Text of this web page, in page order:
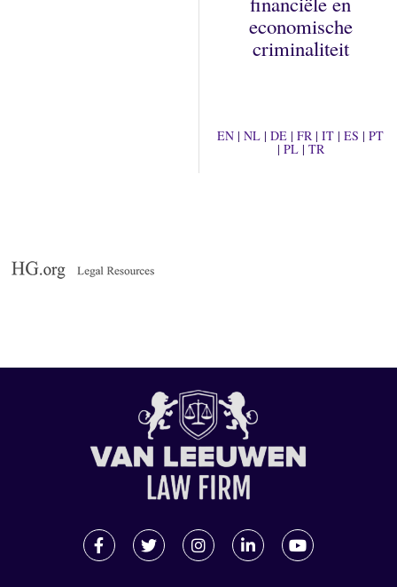
economische
criminaliteit
EN |NL |DE |FR |IT |ES |PT
| PL| TR